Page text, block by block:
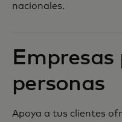
nacionales.
personas
Apoya a tus clientes